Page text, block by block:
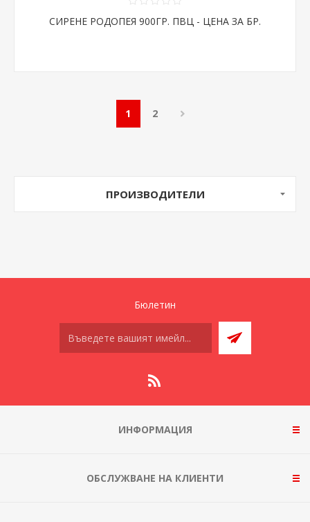
СИРЕНЕ РОДОПЕЯ 900ГР. ПВЦ - ЦЕНА ЗА БР.
1 2
ПРОИЗВОДИТЕЛИ
Бюлетин
ИНФОРМАЦИЯ
ОБСЛУЖВАНЕ НА КЛИЕНТИ